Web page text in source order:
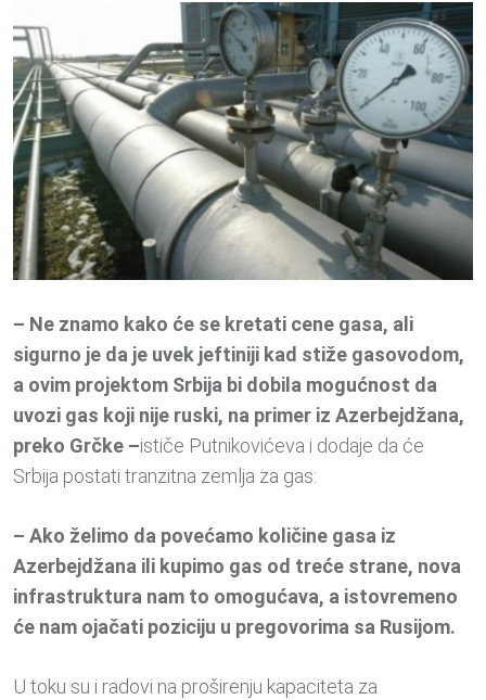
– Ne znamo kako će se kretati cene gasa, ali
sigurno je da je uvek jeftiniji kad stiže gasovodom,
a ovim projektom Srbija bi dobila mogućnost da
uvozi gas koji nije ruski, na primer iz Azerbejdžana,
preko Grčke –ističe Putnikovićeva i dodaje da će
Srbija postati tranzitna zemlja za gas:
– Ako želimo da povećamo količine gasa iz
Azerbejdžana ili kupimo gas od treće strane, nova
infrastruktura nam to omogućava, a istovremeno
će nam ojačati poziciju u pregovorima sa Rusijom.
U toku su i radovi na proširenju kapaciteta za